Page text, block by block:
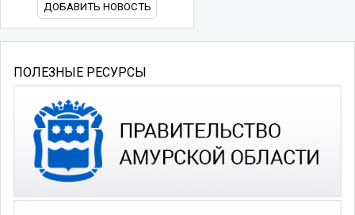
ДОБАВИТЬ НОВОСТЬ
ПОЛЕЗНЫЕ РЕСУРСЫ